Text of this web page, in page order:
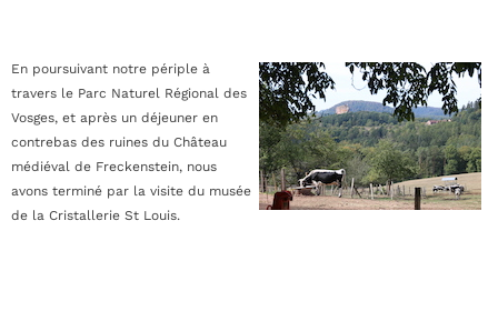
En poursuivant notre périple à
travers le Parc Naturel Régional des
Vosges, et après un déjeuner en
contrebas des ruines du Château
médiéval de Freckenstein, nous
avons terminé par la visite du musée
de la Cristallerie St Louis.